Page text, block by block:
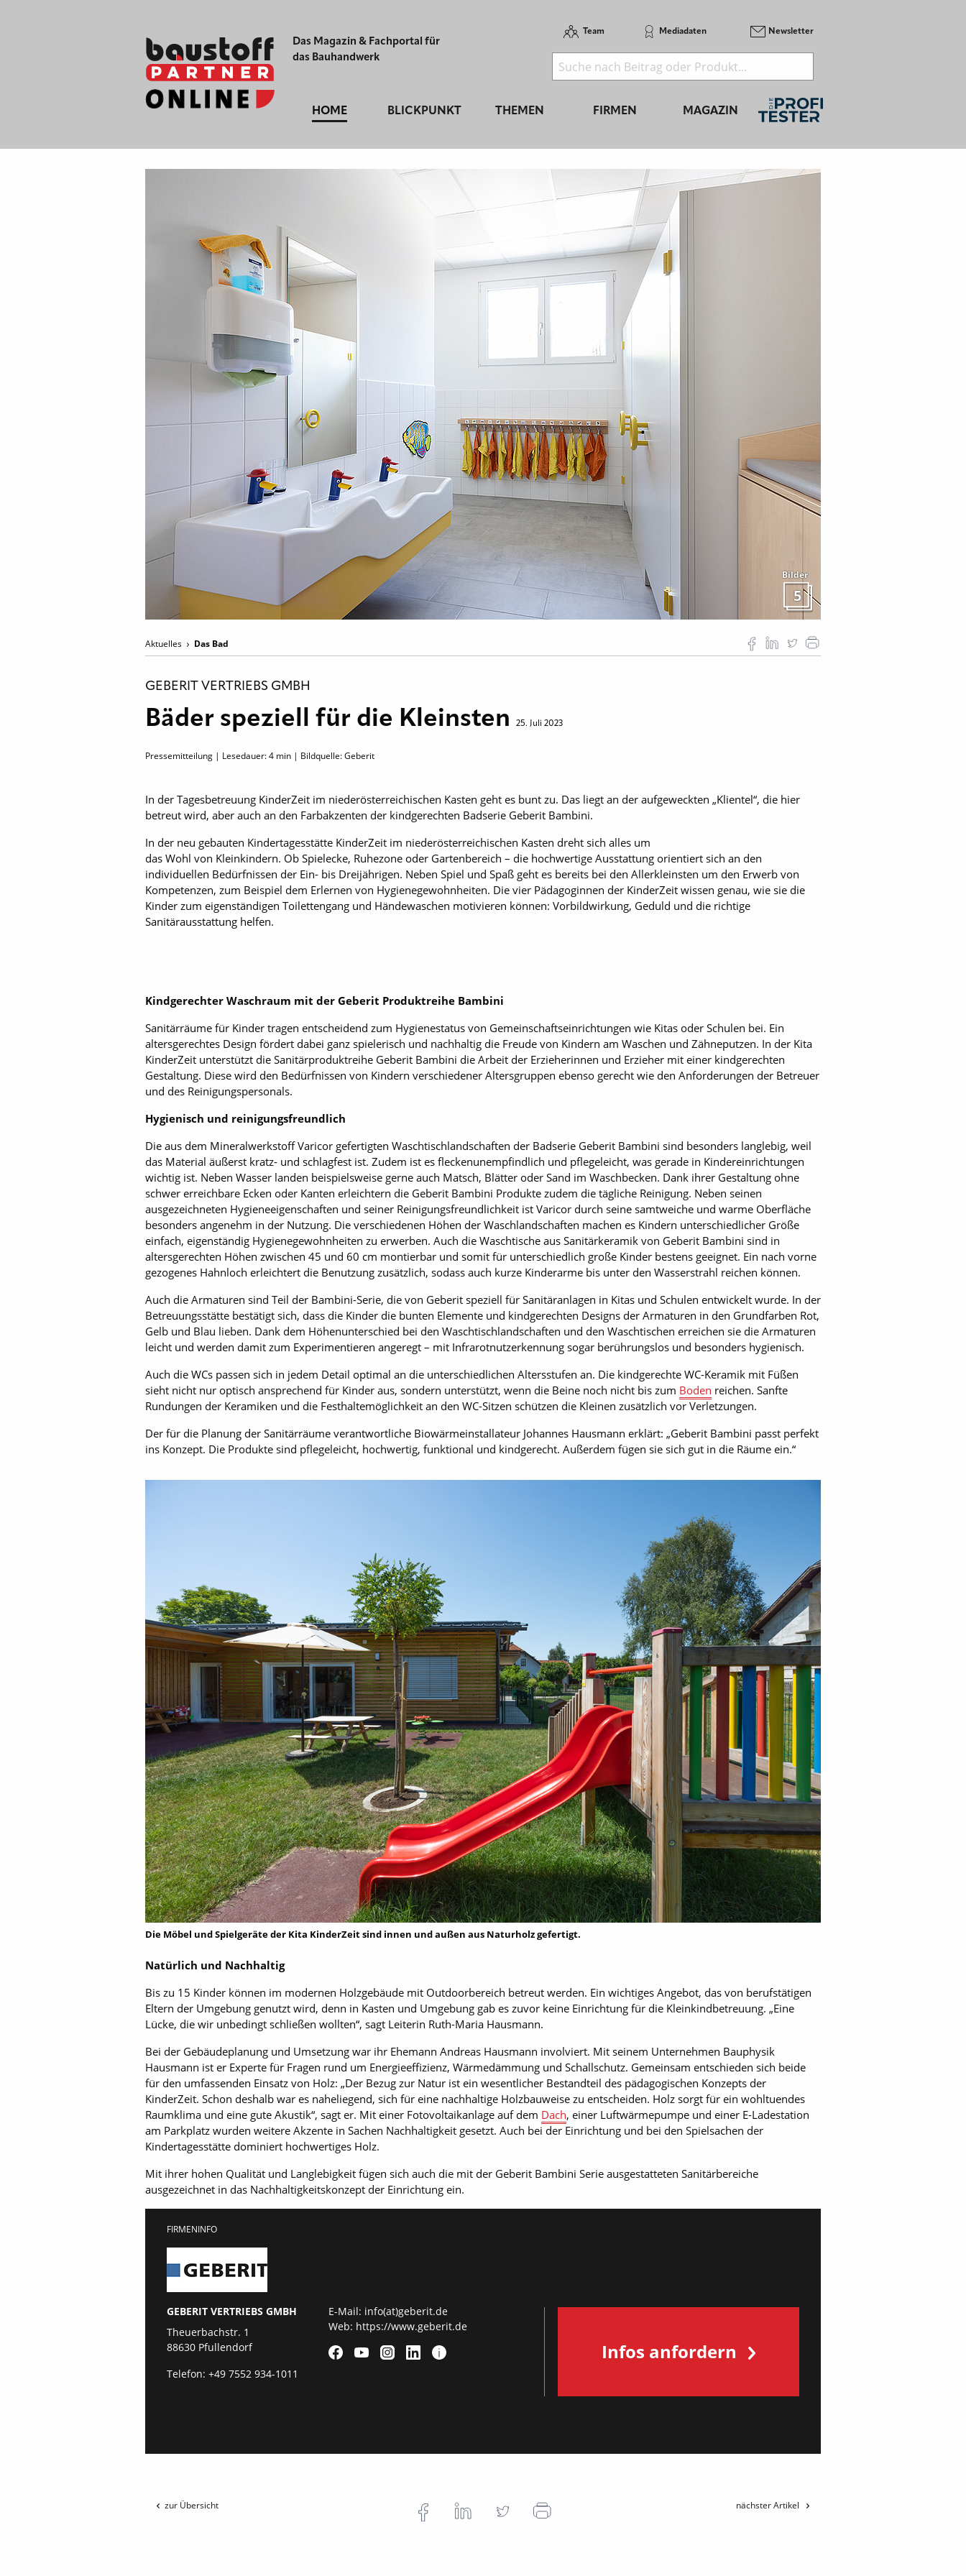
Das Magazin & Fachportal für
das Bauhandwerk
Team Mediadaten Newsletter
HOME BLICKPUNKT THEMEN FIRMEN MAGAZIN
Bilder
5
Aktuelles Das Bad
GEBERIT VERTRIEBS GMBH
Bäder speziell für die Kleinsten 25. Juli 2023
Pressemitteilung | Lesedauer:4 min | Bildquelle: Geberit
In der Tagesbetreuung KinderZeit im niederösterreichischen Kasten geht es bunt zu. Das liegt an der aufgeweckten „Klientel“, die hier
betreut wird, aber auch an den Farbakzenten der kindgerechten Badserie Geberit Bambini.
In der neu gebauten Kindertagesstätte KinderZeit im niederösterreichischen Kasten dreht sich alles um
das Wohl von Kleinkindern. Ob Spielecke, Ruhezone oder Gartenbereich – die hochwertige Ausstattung orientiert sich an den
individuellen Bedürfnissen der Ein- bis Dreijährigen. Neben Spiel und Spaß geht es bereits bei den Allerkleinsten um den Erwerb von
Kompetenzen, zum Beispiel dem Erlernen von Hygienegewohnheiten. Die vier Pädagoginnen der KinderZeit wissen genau, wie sie die
Kinder zum eigenständigen Toilettengang und Händewaschen motivieren können: Vorbildwirkung, Geduld und die richtige
Sanitärausstattung helfen.
Kindgerechter Waschraum mit der Geberit Produktreihe Bambini
Sanitärräume für Kinder tragen entscheidend zum Hygienestatus von Gemeinschaftseinrichtungen wie Kitas oder Schulen bei. Ein
altersgerechtes Design fördert dabei ganz spielerisch und nachhaltig die Freude von Kindern am Waschen und Zähneputzen. In der Kita
KinderZeit unterstützt die Sanitärproduktreihe Geberit Bambini die Arbeit der Erzieherinnen und Erzieher mit einer kindgerechten
Gestaltung. Diese wird den Bedürfnissen von Kindern verschiedener Altersgruppen ebenso gerecht wie den Anforderungen der Betreuer
und des Reinigungspersonals.
Hygienisch und reinigungsfreundlich
Die aus dem Mineralwerkstoff Varicor gefertigten Waschtischlandschaften der Badserie Geberit Bambini sind besonders langlebig, weil
das Material äußerst kratz- und schlagfest ist. Zudem ist es fleckenunempfindlich und pflegeleicht, was gerade in Kindereinrichtungen
wichtig ist. Neben Wasser landen beispielsweise gerne auch Matsch, Blätter oder Sand im Waschbecken. Dank ihrer Gestaltung ohne
schwer erreichbare Ecken oder Kanten erleichtern die Geberit Bambini Produkte zudem die tägliche Reinigung. Neben seinen
ausgezeichneten Hygieneeigenschaften und seiner Reinigungsfreundlichkeit ist Varicor durch seine samtweiche und warme Oberfläche
besonders angenehm in der Nutzung. Die verschiedenen Höhen der Waschlandschaften machen es Kindern unterschiedlicher Größe
einfach, eigenständig Hygienegewohnheiten zu erwerben. Auch die Waschtische aus Sanitärkeramik von Geberit Bambini sind in
altersgerechten Höhen zwischen 45 und 60 cm montierbar und somit für unterschiedlich große Kinder bestens geeignet. Ein nach vorne
gezogenes Hahnloch erleichtert die Benutzung zusätzlich, sodass auch kurze Kinderarme bis unter den Wasserstrahl reichen können.
Auch die Armaturen sind Teil der Bambini-Serie, die von Geberit speziell für Sanitäranlagen in Kitas und Schulen entwickelt wurde. In der
Betreuungsstätte bestätigt sich, dass die Kinder die bunten Elemente und kindgerechten Designs der Armaturen in den Grundfarben Rot,
Gelb und Blau lieben. Dank dem Höhenunterschied bei den Waschtischlandschaften und den Waschtischen erreichen sie die Armaturen
leicht und werden damit zum Experimentieren angeregt – mit Infrarotnutzerkennung sogar berührungslos und besonders hygienisch.
Auch die WCs passen sich in jedem Detail optimal an die unterschiedlichen Altersstufen an. Die kindgerechte WC-Keramik mit Füßen
sieht nicht nur optisch ansprechend für Kinder aus, sondern unterstützt, wenn die Beine noch nicht bis zum Boden reichen. Sanfte
Rundungen der Keramiken und die Festhaltemöglichkeit an den WC-Sitzen schützen die Kleinen zusätzlich vor Verletzungen.
Der für die Planung der Sanitärräume verantwortliche Biowärmeinstallateur Johannes Hausmann erklärt: „Geberit Bambini passt perfekt
ins Konzept. Die Produkte sind pflegeleicht, hochwertig, funktional und kindgerecht. Außerdem fügen sie sich gut in die Räume ein.“
Die Möbel und Spielgeräte der Kita KinderZeit sind innen und außen aus Naturholz gefertigt.
Natürlich und Nachhaltig
Bis zu 15 Kinder können im modernen Holzgebäude mit Outdoorbereich betreut werden. Ein wichtiges Angebot, das von berufstätigen
Eltern der Umgebung genutzt wird, denn in Kasten und Umgebung gab es zuvor keine Einrichtung für die Kleinkindbetreuung. „Eine
Lücke, die wir unbedingt schließen wollten“, sagt Leiterin Ruth-Maria Hausmann.
Bei der Gebäudeplanung und Umsetzung war ihr Ehemann Andreas Hausmann involviert. Mit seinem Unternehmen Bauphysik
Hausmann ist er Experte für Fragen rund um Energieeffizienz, Wärmedämmung und Schallschutz. Gemeinsam entschieden sich beide
für den umfassenden Einsatz von Holz: „Der Bezug zur Natur ist ein wesentlicher Bestandteil des pädagogischen Konzepts der
KinderZeit. Schon deshalb war es naheliegend, sich für eine nachhaltige Holzbauweise zu entscheiden. Holz sorgt für ein wohltuendes
Raumklima und eine gute Akustik“, sagt er. Mit einer Fotovoltaikanlage auf dem Dach, einer Luftwärmepumpe und einer E-Ladestation
am Parkplatz wurden weitere Akzente in Sachen Nachhaltigkeit gesetzt. Auch bei der Einrichtung und bei den Spielsachen der
Kindertagesstätte dominiert hochwertiges Holz.
Mit ihrer hohen Qualität und Langlebigkeit fügen sich auch die mit der Geberit Bambini Serie ausgestatteten Sanitärbereiche
ausgezeichnet in das Nachhaltigkeitskonzept der Einrichtung ein.
FIRMENINFO
GEBERIT VERTRIEBS GMBH
Theuerbachstr. 1
88630 Pfullendorf
Telefon: +49 7552 934-1011
E-Mail: info(at)geberit.de
Web: https://www.geberit.de
Infos anfordern
zur Übersicht nächster Artikel